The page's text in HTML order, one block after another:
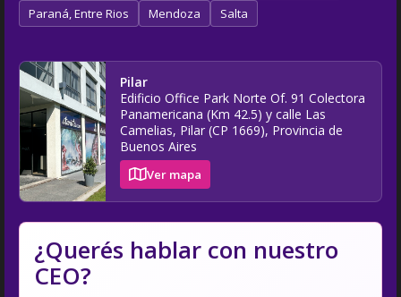
Paraná, Entre Rios
Mendoza Salta
Pilar
Edificio Office Park Norte Of. 91 Colectora
Panamericana (Km 42.5) y calle Las
Camelias, Pilar (CP 1669), Provincia de
Buenos Aires
Ver mapa
¿Querés hablar con nuestro
CEO?